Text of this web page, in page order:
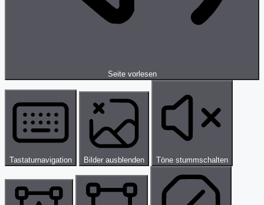
Seite vorlesen
Tastaturnavigation Bilder ausblenden Töne stummschalten